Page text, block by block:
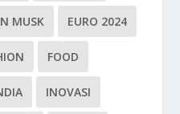
MUSK EURO 2024
FOOD
INOVASI